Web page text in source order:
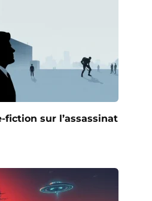
fiction sur l’assassinat